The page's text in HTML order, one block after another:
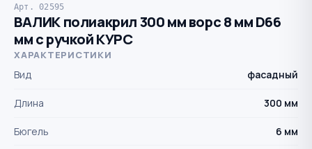
Арт. 02595
ВАЛИК полиакрил 300 мм ворс 8 мм D66
мм с ручкой КУРС
ХАРАКТЕРИСТИКИ
Вид фасадный
Длина 300 мм
Бюгель 6 мм